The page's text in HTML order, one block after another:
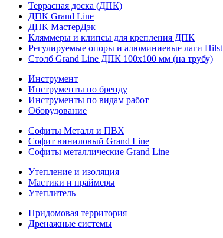
Террасная доска (ДПК)
ДПК Grand Line
ДПК МастерДэк
Кляммеры и клипсы для крепления ДПК
Регулируемые опоры и алюминиевые лаги Hilst
Столб Grand Line ДПК 100х100 мм (на трубу)
Инструмент
Инструменты по бренду
Инструменты по видам работ
Оборудование
Софиты Металл и ПВХ
Софит виниловый Grand Line
Софиты металлические Grand Line
Утепление и изоляция
Мастики и праймеры
Утеплитель
Придомовая территория
Дренажные системы